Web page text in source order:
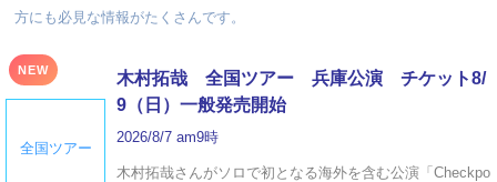
方にも必見な情報がたくさんです。
NEW
全国ツアー
木村拓哉 全国ツアー 兵庫公演 チケット8/
9（日）一般発売開始
2026/8/7 am9時
木村拓哉さんがソロで初となる海外を含む公演「Checkpo